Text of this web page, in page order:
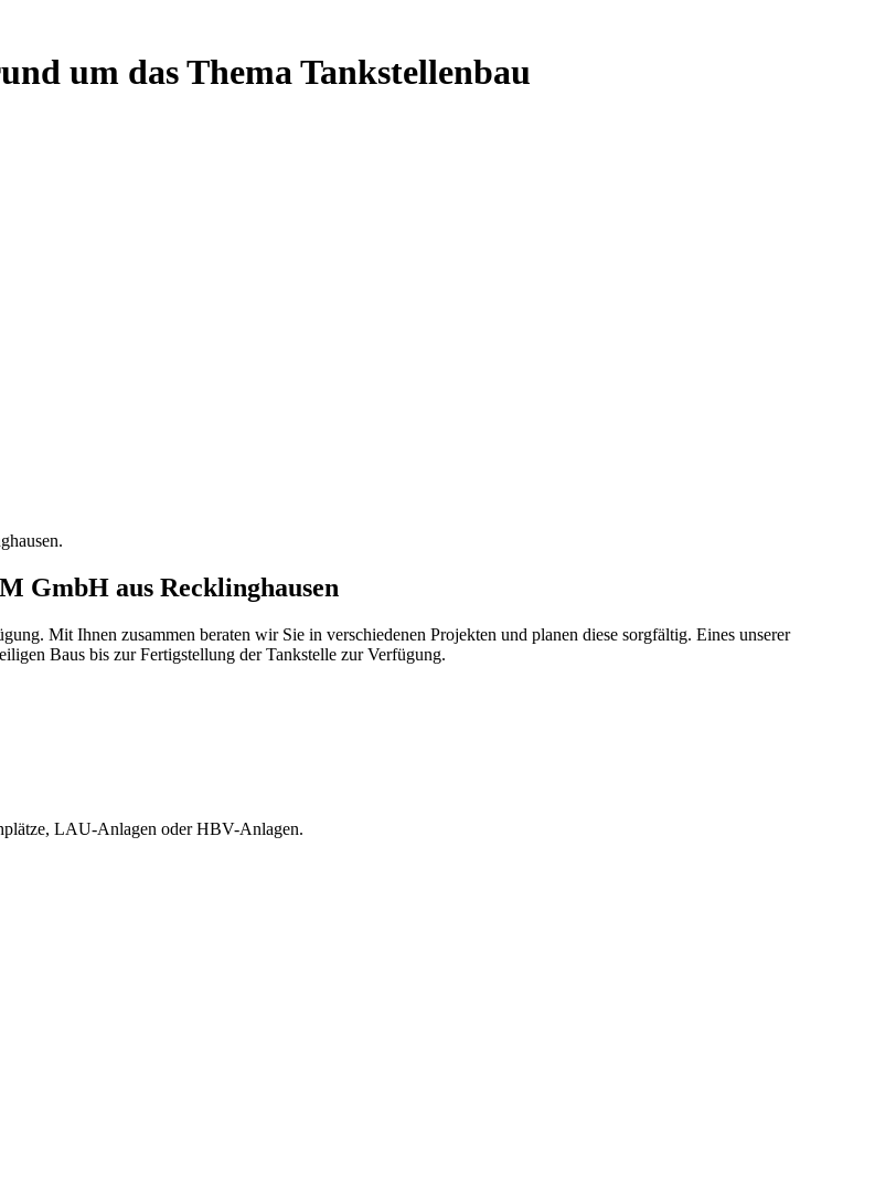
um das Thema Tankstellenbau
GmbH aus Recklinghausen
Mit Ihnen zusammen beraten wir Sie in verschiedenen Projekten und planen diese sorgfältig. Eines unserer
Baus bis zur Fertigstellung der Tankstelle zur Verfügung.
LAU-Anlagen oder HBV-Anlagen.